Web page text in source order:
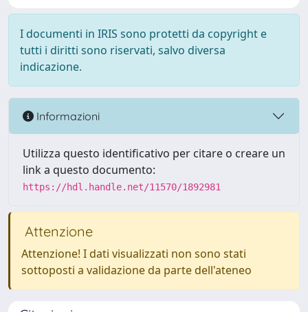
I documenti in IRIS sono protetti da copyright e
tutti i diritti sono riservati, salvo diversa
indicazione.
Informazioni
Utilizza questo identificativo per citare o creare un
link a questo documento:
https://hdl.handle.net/11570/1892981
Attenzione
Attenzione! I dati visualizzati non sono stati
sottoposti a validazione da parte dell'ateneo